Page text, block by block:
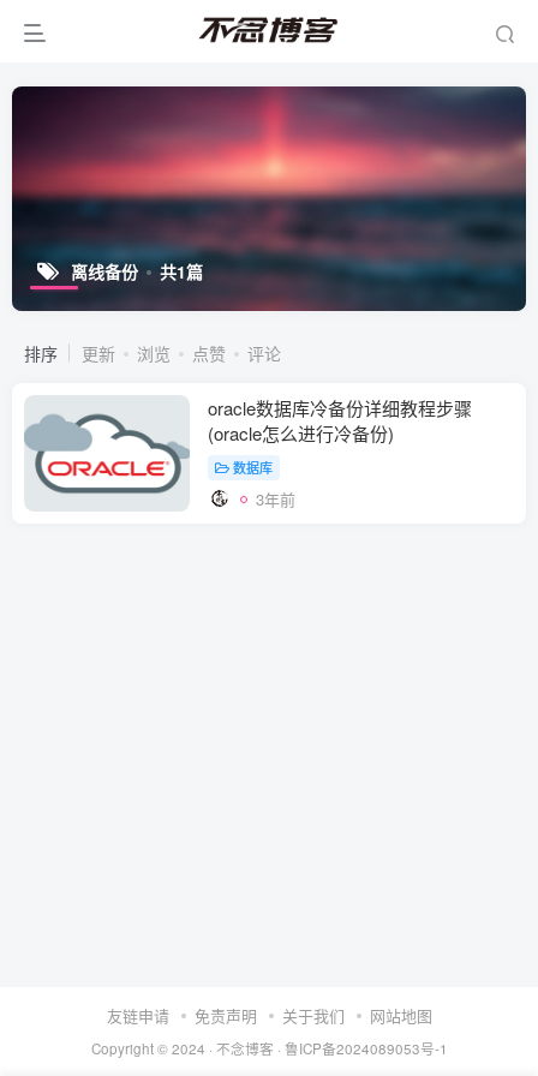
离线备份 共1篇
排序 更新 浏览 点赞 评论
oracle数据库冷备份详细教程步骤
(oracle怎么进行冷备份)
数据库
3年前
友链申请 免责声明 关于我们 网站地图
Copyright © 2024 · 不念博客 · 鲁ICP备2024089053号-1